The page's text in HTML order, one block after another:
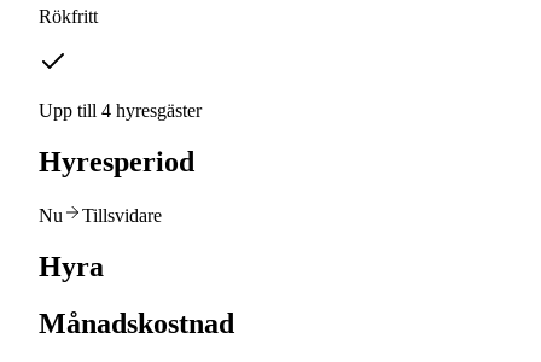
Rökfritt
Upp till 4 hyresgäster
Hyresperiod
Nu Tillsvidare
Hyra
Månadskostnad